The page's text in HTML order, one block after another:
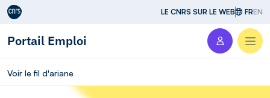
Aller au contenu LE CNRS SUR LE WEB FREN
Portail Emploi
Voir le fil d'ariane